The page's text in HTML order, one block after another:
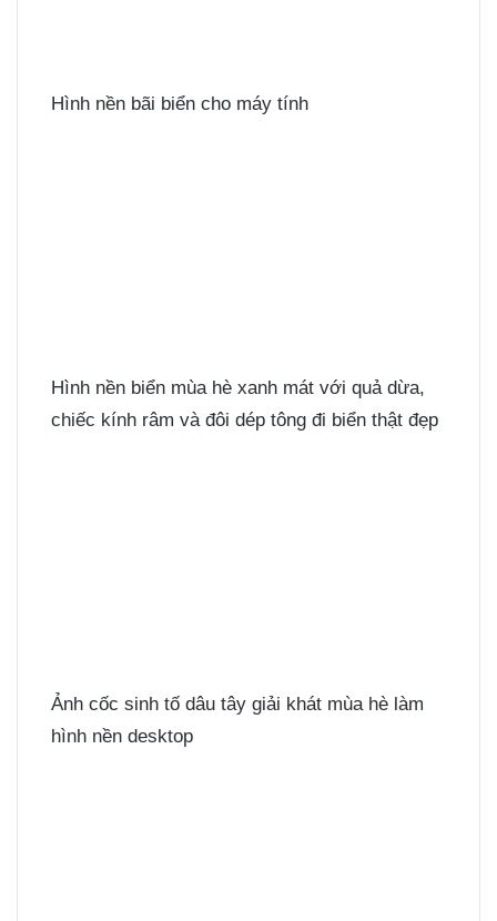
Hình nền bãi biển cho máy tính
Hình nền biển mùa hè xanh mát với quả dừa,
chiếc kính râm và đôi dép tông đi biển thật đẹp
Ảnh cốc sinh tố dâu tây giải khát mùa hè làm
hình nền desktop